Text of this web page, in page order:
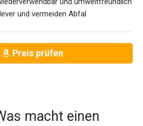
und vermeiden Abfal
Preis prüfen
macht einen